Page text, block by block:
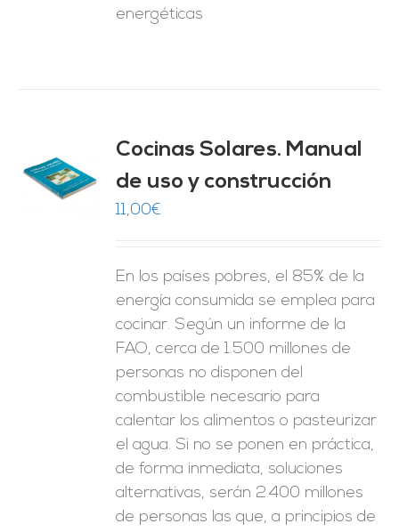
energéticas
Cocinas Solares. Manual
de uso y construcción
11,00€
En los países pobres, el 85% de la
energía consumida se emplea para
cocinar. Según un informe de la
FAO, cerca de 1.500 millones de
personas no disponen del
combustible necesario para
calentar los alimentos o pasteurizar
el agua. Si no se ponen en práctica,
de forma inmediata, soluciones
alternativas, serán 2.400 millones
de personas las que, a principios de